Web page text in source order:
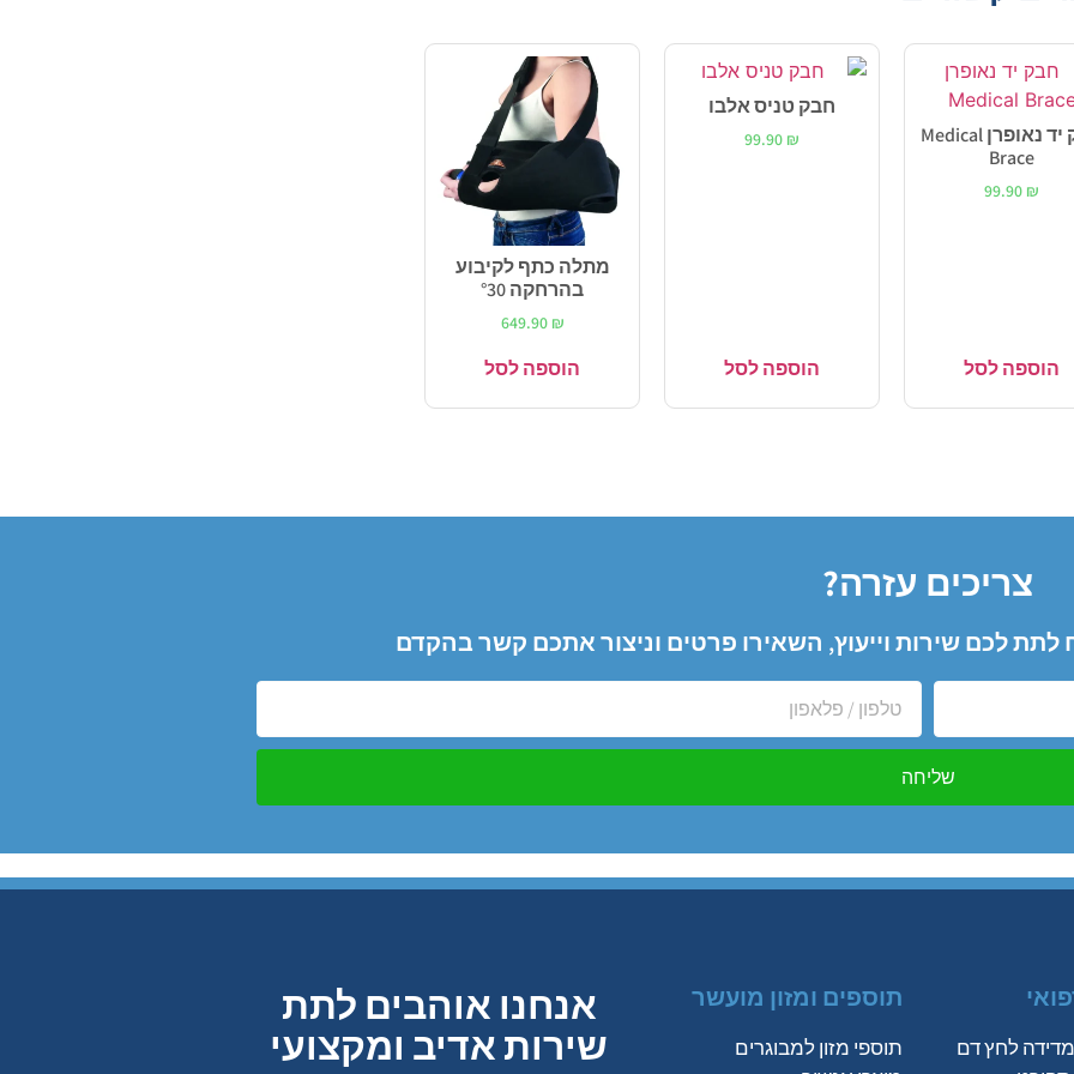
חבק יד נאופרן Medical
Brace
99.90 ₪
הוספה לסל
חבק טניס אלבו
99.90 ₪
הוספה לסל
מתלה כתף לקיבוע
בהרחקה °30
649.90 ₪
הוספה לסל
צריכים עזרה?
לתת לכם שירות וייעוץ, השאירו פרטים וניצור אתכם קשר בהקדם
שליחה
לחץ דם
תוספים ומזון מועשר
תוספי מזון למבוגרים
אנחנו אוהבים לתת
שירות אדיב ומקצועי